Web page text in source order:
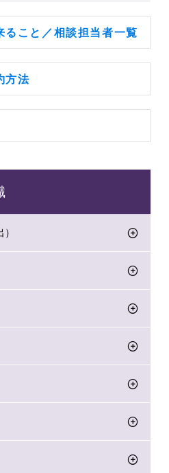
ること／相談担当者一覧
方法